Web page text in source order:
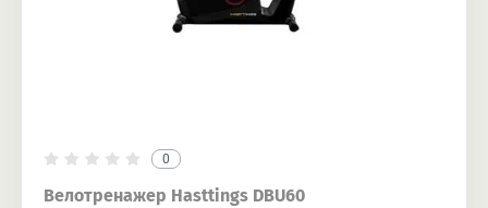
0
Велотренажер Hasttings DBU60